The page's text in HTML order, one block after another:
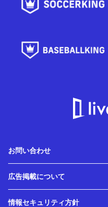
お問い合わせ
広告掲載について
情報セキュリティ方針